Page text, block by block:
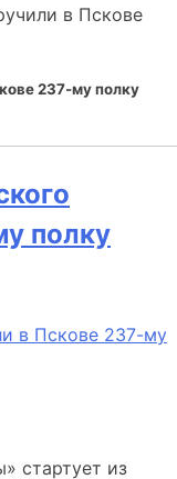
в Пскове
237-му полку
полку
в Пскове 237-му
стартует из